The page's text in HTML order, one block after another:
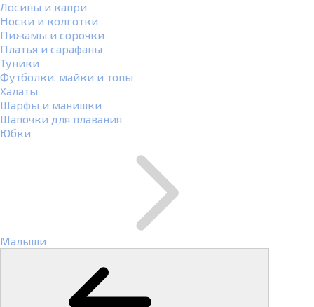
Лосины и капри
Носки и колготки
Пижамы и сорочки
Платья и сарафаны
Туники
Футболки, майки и топы
Халаты
Шарфы и манишки
Шапочки для плавания
Юбки
Малыши